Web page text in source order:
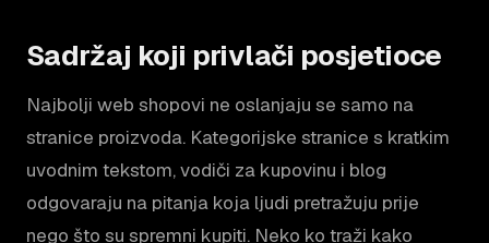
Sadržaj koji privlači posjetioce
Najbolji web shopovi ne oslanjaju se samo na
stranice proizvoda. Kategorijske stranice s kratkim
uvodnim tekstom, vodiči za kupovinu i blog
odgovaraju na pitanja koja ljudi pretražuju prije
nego što su spremni kupiti. Neko ko traži kako